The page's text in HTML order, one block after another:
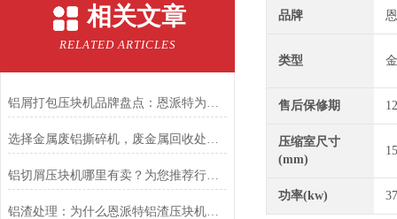
相关文章
RELATED ARTICLES
铝屑打包压块机品牌盘点：恩派特为何备受推崇？
选择金属废铝撕碎机，废金属回收处理不再是难题
铝切屑压块机哪里有卖？为您推荐行业优选：恩派特压块机
铝渣处理：为什么恩派特铝渣压块机能成为行业？
品牌
类型
售后保修期
压缩室尺寸
(mm)
功率(kw)